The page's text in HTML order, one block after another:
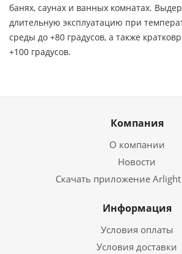
банях, саунах и ванных комнатах.
длительную эксплуатацию при
среды до +80 градусов, а также
+100 градусов.
Компания
О компании
Новости
Скачать приложение
Информация
Условия оплаты
Условия доставки